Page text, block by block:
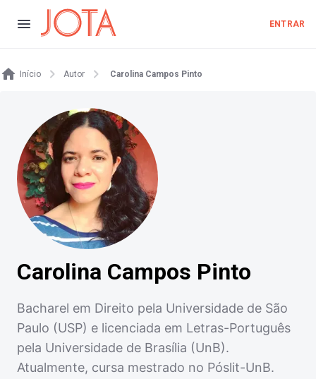
ENTRAR
Início Autor Carolina Campos Pinto
Carolina Campos Pinto
Bacharel em Direito pela Universidade de São
Paulo (USP) e licenciada em Letras-Português
pela Universidade de Brasília (UnB).
Atualmente, cursa mestrado no Póslit-UnB.